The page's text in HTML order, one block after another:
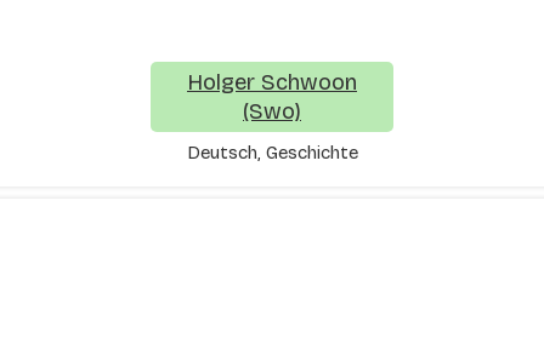
Holger Schwoon
(Swo)
Deutsch, Geschichte